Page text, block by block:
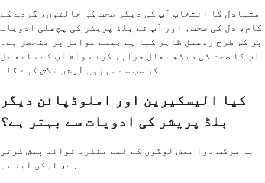
متبادل کا انتخاب آپ کی دیگر صحت کی حالتوں، گردے کے
کام، دل کی صحت، اور آپ نے بلڈ پریشر کی پچھلی ادویات
پر کس طرح ردعمل ظاہر کیا ہے جیسے عوامل پر منحصر ہے۔
آپ کا صحت کی دیکھ بھال فراہم کرنے والا آپ کے ساتھ مل
کر سب سے موزوں آپشن تلاش کرے گا۔
کیا الیسکیرین اور املوڈپائن دیگر
بلڈ پریشر کی ادویات سے بہتر ہے؟
یہ مرکب دوا بعض لوگوں کے لیے منفرد فوائد پیش کرتی
ہے، لیکن آیا یہ